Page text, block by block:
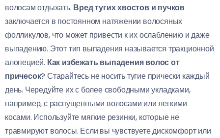
волосам отдыхать. Вред тугих хвостов и пучков
заключается в постоянном натяжении волосяных
фолликулов, что может привести к их ослаблению и даже
выпадению. Этот тип выпадения называется тракционной
алопецией. Как избежать выпадения волос от
причесок? Старайтесь не носить тугие прически каждый
день. Чередуйте их с более свободными укладками,
например, с распущенными волосами или легкими
косами. Используйте мягкие резинки, которые не
травмируют волосы. Если вы чувствуете дискомфорт или